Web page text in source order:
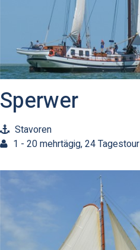
Sperwer
Stavoren
1 - 20 mehrtägig, 24 Tagestour